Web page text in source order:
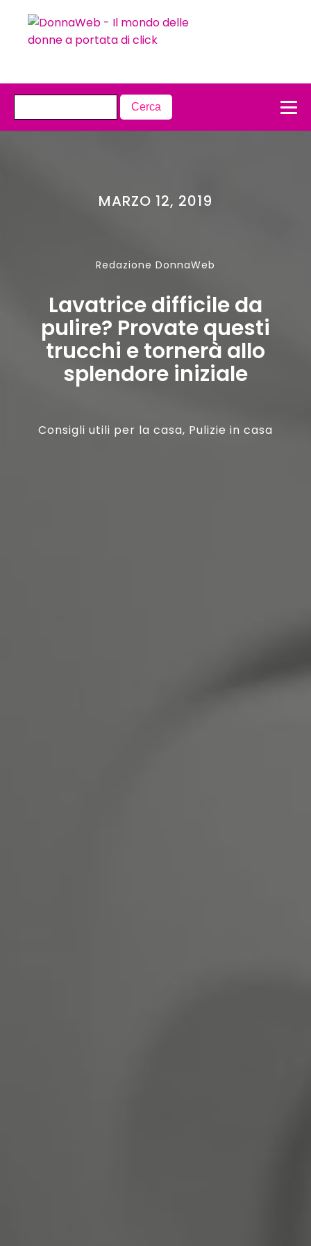
MARZO 12, 2019
Redazione DonnaWeb
Lavatrice difficile da
pulire? Provate questi
trucchi e tornerà allo
splendore iniziale
Consigli utili per la casa, Pulizie in casa